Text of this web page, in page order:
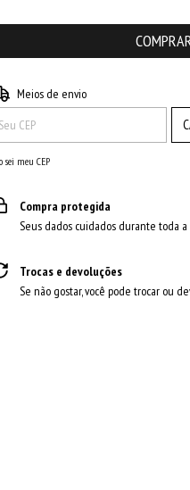
para o CEP:
Meios de envio
sei meu CEP
Compra protegida
Seus dados cuidados durante toda a
Trocas e devoluções
Se não gostar, você pode trocar ou